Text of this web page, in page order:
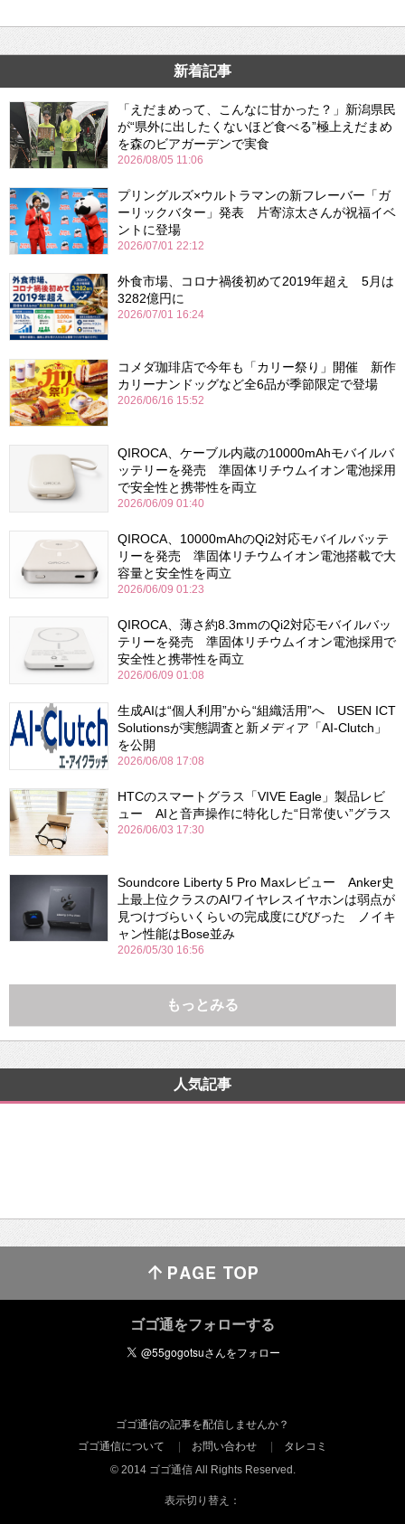
新着記事
「えだまめって、こんなに甘かった？」新潟県民
が“県外に出したくないほど食べる”極上えだまめ
を森のビアガーデンで実食
2026/08/05 11:06
プリングルズ×ウルトラマンの新フレーバー「ガ
ーリックバター」発表 片寄涼太さんが祝福イベ
ントに登場
2026/07/01 22:12
外食市場、コロナ禍後初めて2019年超え 5月は
3282億円に
2026/07/01 16:24
コメダ珈琲店で今年も「カリー祭り」開催 新作
カリーナンドッグなど全6品が季節限定で登場
2026/06/16 15:52
QIROCA、ケーブル内蔵の10000mAhモバイルバ
ッテリーを発売 準固体リチウムイオン電池採用
で安全性と携帯性を両立
2026/06/09 01:40
QIROCA、10000mAhのQi2対応モバイルバッテ
リーを発売 準固体リチウムイオン電池搭載で大
容量と安全性を両立
2026/06/09 01:23
QIROCA、薄さ約8.3mmのQi2対応モバイルバッ
テリーを発売 準固体リチウムイオン電池採用で
安全性と携帯性を両立
2026/06/09 01:08
生成AIは“個人利用”から“組織活用”へ USEN ICT
Solutionsが実態調査と新メディア「AI-Clutch」
を公開
2026/06/08 17:08
HTCのスマートグラス「VIVE Eagle」製品レビ
ュー AIと音声操作に特化した“日常使い”グラス
2026/06/03 17:30
Soundcore Liberty 5 Pro Maxレビュー Anker史
上最上位クラスのAIワイヤレスイヤホンは弱点が
見つけづらいくらいの完成度にびびった ノイキ
ャン性能はBose並み
2026/05/30 16:56
もっとみる
人気記事
ゴゴ通をフォローする
ゴゴ通信の記事を配信しませんか？
ゴゴ通信について
お問い合わせ
タレコミ
© 2014 ゴゴ通信 All Rights Reserved.
表示切り替え：